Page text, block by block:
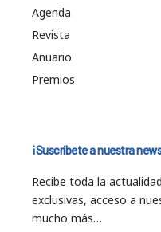
Agenda
Revista
Anuario
Premios
¡Suscríbete a nuestra
Recibe toda la
exclusivas, acceso a
mucho más…